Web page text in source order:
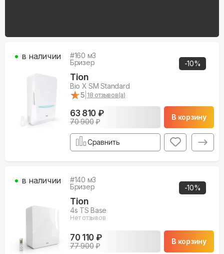
-10%
#160 м3
Бризер
Tion
Bio X SM Standard
★
★5 18 отзывов(а)
63 810 ₽
70 900₽
В корзину
в наличии
Сравнить
-10%
#140 м3
Бризер
Tion
4s TS Base
Нет отзывов
70 110 ₽
77 900₽
В корзину
в наличии